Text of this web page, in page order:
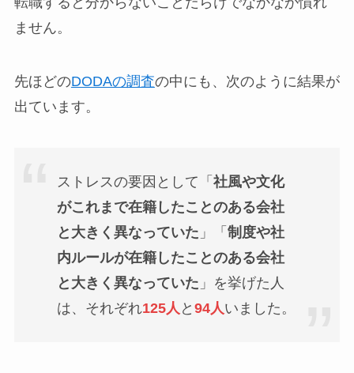
ません。
先ほどのDODAの調査の中にも、次のように結果が
出ています。
ストレスの要因として「 社風や文化
がこれまで在籍したことのある会社
と大きく異なっていた 」「 制度や社
内ルールが在籍したことのある会社
と大きく異なっていた 」を挙げた人
は、それぞれ125人 と 94人 いました。